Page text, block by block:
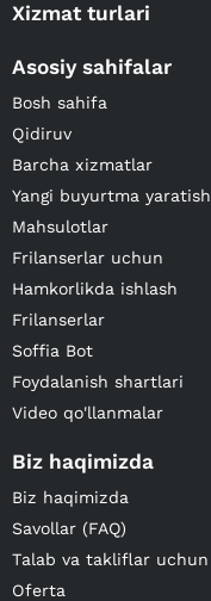
Xizmat turlari
Asosiy sahifalar
Bosh sahifa
Qidiruv
Barcha xizmatlar
Yangi buyurtma yaratish
Mahsulotlar
Frilanserlar uchun
Hamkorlikda ishlash
Frilanserlar
Soffia Bot
Foydalanish shartlari
Video qo'llanmalar
Biz haqimizda
Biz haqimizda
Savollar (FAQ)
Talab va takliflar uchun
Oferta